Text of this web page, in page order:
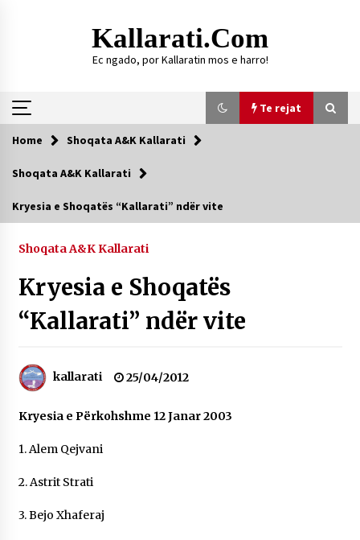
Kallarati.com
Ec ngado, por Kallaratin mos e harro!
Te rejat
Te rejat
SHOQATËS “KALLARATI”
07/07/2026
SI U ARRIT TË REALIZOHEJ PERLA FOLKLORIKE
“JANINËS Ç’I PANË SYTË”
NË KALLARAT, NË “FSHATIN E DJEGUR” U
ZHVILLUA EDICIONI I TRETË I PIKNIKU
26/05/2026
Gazeta Kallarati nr. 117
28/01/2026
Home Shoqata A&K Kallarati
Shoqata A&K Kallarati
Kryesia e Shoqatës “Kallarati” ndër vite
Shoqata A&K Kallarati
Kryesia e Shoqatës
“Kallarati” ndër vite
kallarati 25/04/2012
Kryesia e Përkohshme 12 Janar 2003
1. Alem Qejvani
2. Astrit Strati
3. Bejo Xhaferaj